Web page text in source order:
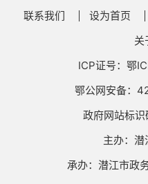
联系我们 设为首页
关
ICP证号：鄂
鄂公网安备：
政府网站标
主办：潜
承办：潜江市政